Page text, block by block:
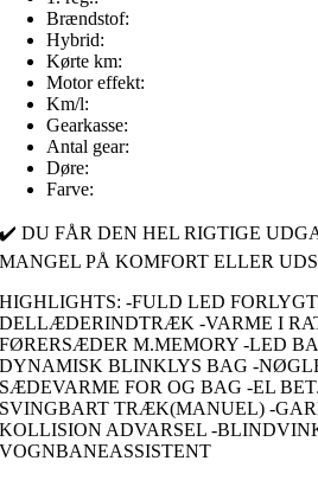
Brændstof:
Hybrid:
Kørte km:
Motor effekt:
Km/l:
Gearkasse:
Antal gear:
Døre:
Farve:
✔️ DU FÅR DEN HEL RIGTIGE
MANGEL PÅ KOMFORT ELLER
HIGHLIGHTS: -FULD LED
DELLÆDERINDTRÆK -VARME I
FØRERSÆDER M.MEMORY -LED
DYNAMISK BLINKLYS BAG -
SÆDEVARME FOR OG BAG -EL
SVINGBART TRÆK(MANUEL) -
KOLLISION ADVARSEL -
VOGNBANEASSISTENT